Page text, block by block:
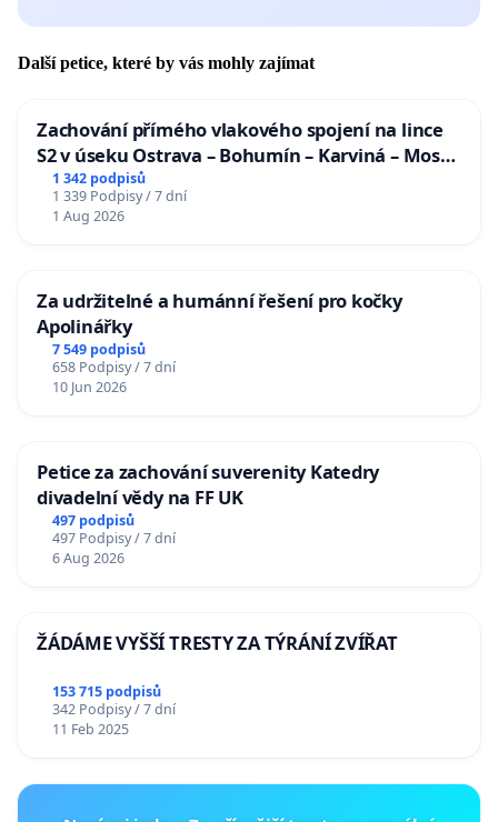
Další petice, které by vás mohly zajímat
Zachování přímého vlakového spojení na lince
S2 v úseku Ostrava – Bohumín – Karviná – Mosty
u Jablunkova
1 342 podpisů
1 339 Podpisy / 7 dní
1 Aug 2026
Za udržitelné a humánní řešení pro kočky
Apolinářky
7 549 podpisů
658 Podpisy / 7 dní
10 Jun 2026
Petice za zachování suverenity Katedry
divadelní vědy na FF UK
497 podpisů
497 Podpisy / 7 dní
6 Aug 2026
ŽÁDÁME VYŠŠÍ TRESTY ZA TÝRÁNÍ ZVÍŘAT
153 715 podpisů
342 Podpisy / 7 dní
11 Feb 2025